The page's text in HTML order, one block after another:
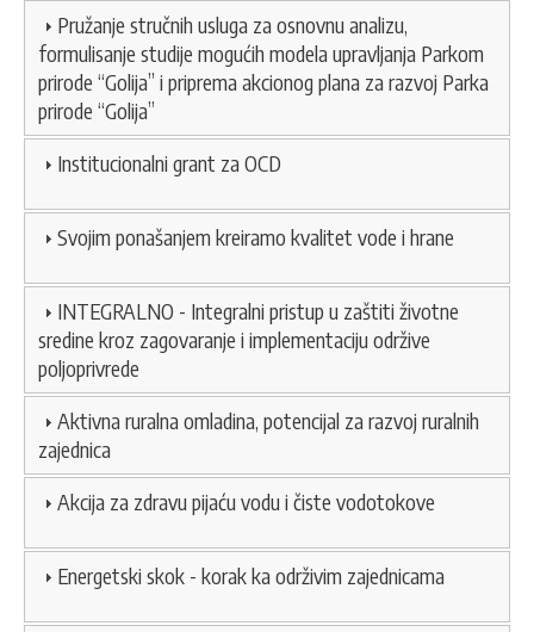
Pružanje stručnih usluga za osnovnu analizu,
formulisanje studije mogućih modela upravljanja Parkom
prirode “Golija” i priprema akcionog plana za razvoj Parka
prirode “Golija”
Institucionalni grant za OCD
Svojim ponašanjem kreiramo kvalitet vode i hrane
INTEGRALNO - Integralni pristup u zaštiti životne
sredine kroz zagovaranje i implementaciju održive
poljoprivrede
Aktivna ruralna omladina, potencijal za razvoj ruralnih
zajednica
Akcija za zdravu pijaću vodu i čiste vodotokove
Energetski skok - korak ka održivim zajednicama